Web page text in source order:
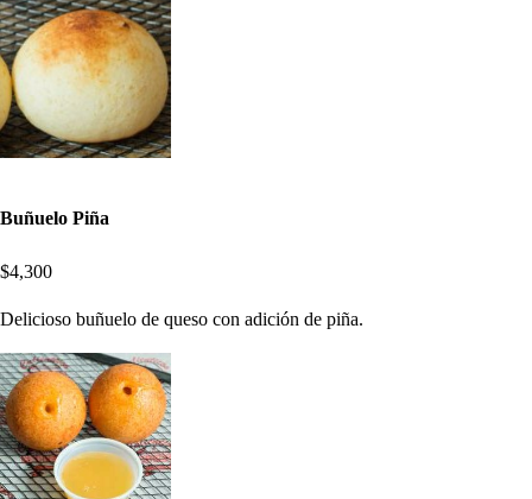
Buñuelo Piña
$4,300
Delicioso buñuelo de queso con adición de piña.